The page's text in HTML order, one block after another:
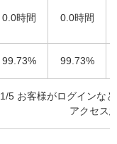
0.0時間 0.0時間
99.73% 99.73%
1/5 お客様がログインな
アクセス